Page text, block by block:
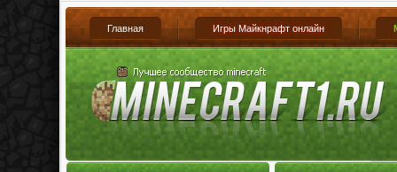
Главная Игры Майкнрафт онлайн